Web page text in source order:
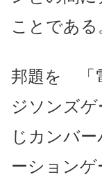
ことである
邦題を 「
ジソンズ
じカンバ
ーション